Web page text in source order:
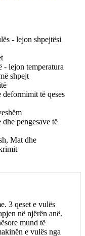
- lejon shpejtësi
- lejon temperatura
shpejt
të qeses
pengesave të
Mat dhe
3 qeset e vulës
në njërën anë.
mund të
e vulës nga